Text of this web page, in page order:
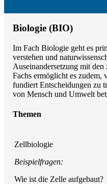
Biologie (BIO)
Im Fach Biologie geht es
verstehen und
Auseinandersetzung mit
Fachs ermöglicht es
fundiert Entscheidungen zu
von Mensch und Umwelt
Themen
Zellbiologie
Beispielfragen:
Wie ist die Zelle aufgebaut?